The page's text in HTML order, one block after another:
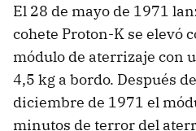
El 28 de mayo de 1971
cohete Proton-K se elevó
módulo de aterrizaje con
4,5 kg a bordo. Después
diciembre de 1971 el
minutos de terror del